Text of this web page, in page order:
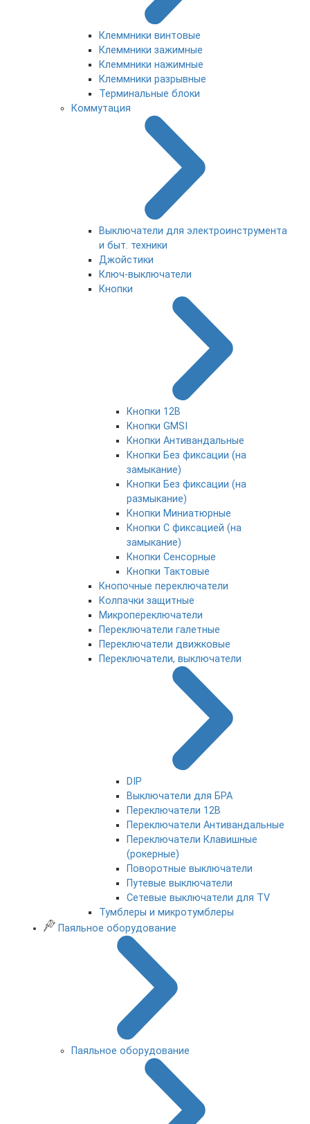
Клеммники винтовые
Клеммники зажимные
Клеммники нажимные
Клеммники разрывные
Терминальные блоки
Коммутация
Выключатели для электроинструмента
и быт. техники
Джойстики
Ключ-выключатели
Кнопки
Кнопки 12В
Кнопки GMSI
Кнопки Антивандальные
Кнопки Без фиксации (на
замыкание)
Кнопки Без фиксации (на
размыкание)
Кнопки Миниатюрные
Кнопки С фиксацией (на
замыкание)
Кнопки Сенсорные
Кнопки Тактовые
Кнопочные переключатели
Колпачки защитные
Микропереключатели
Переключатели галетные
Переключатели движковые
Переключатели, выключатели
DIP
Выключатели для БРА
Переключатели 12В
Переключатели Антивандальные
Переключатели Клавишные
(рокерные)
Поворотные выключатели
Путевые выключатели
Сетевые выключатели для TV
Тумблеры и микротумблеры
Паяльное оборудование
Паяльное оборудование